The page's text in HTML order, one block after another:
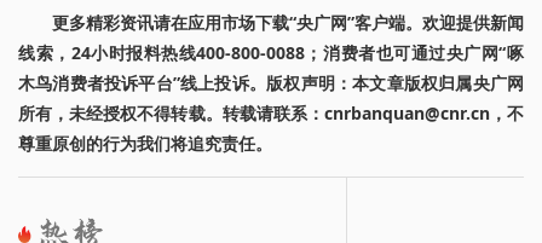
更多精彩资讯请在应用市场下载“央广网”客户端。欢迎提供新闻
线索，24小时报料热线400-800-0088；消费者也可通过央广网“啄
木鸟消费者投诉平台”线上投诉。版权声明：本文章版权归属央广网
所有，未经授权不得转载。转载请联系：cnrbanquan@cnr.cn，不
尊重原创的行为我们将追究责任。